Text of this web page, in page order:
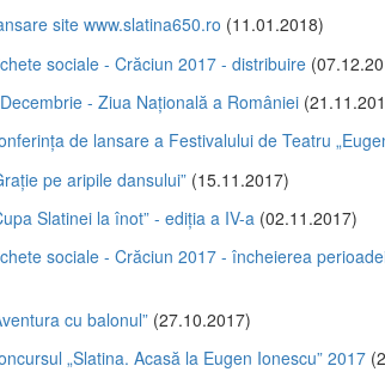
site www.slatina650.ro (11.01.2018)
sociale - Crăciun 2017 - distribuire
- Ziua Națională a României
de lansare a Festivalului de Teatru
pe aripile dansului” (15.11.2017)
Slatinei la înot” - ediția a IV-a (02.11.2017)
sociale - Crăciun 2017 - încheierea
cu balonul” (27.10.2017)
„Slatina. Acasă la Eugen Ionescu” 2017